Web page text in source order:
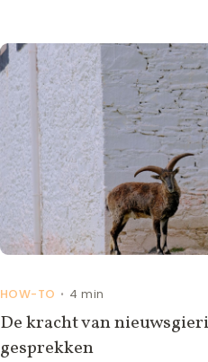
HOW-TO • 4 min
De kracht van
gesprekken